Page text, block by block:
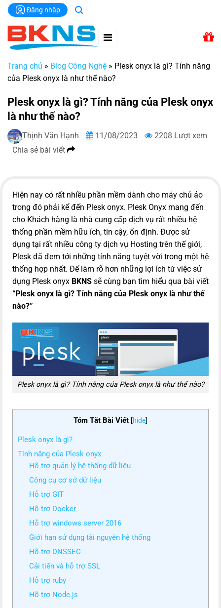
Chuyển
đến
dung
Đăng nhập
Trang chủ » Blog Công Nghệ » Plesk onyx là gì? Tính năng
của Plesk onyx là như thế nào?
Plesk onyx là gì? Tính năng của Plesk onyx
là như thế nào?
Thịnh Văn Hạnh 11/08/2023
2208 Lượt xem
Chia sẻ bài viết
Hiện nay có rất nhiều phần mềm dành cho máy chủ ảo
trong đó phải kể đến Plesk onyx. Plesk Onyx mang đến
cho Khách hàng là nhà cung cấp dịch vụ rất nhiều hệ
thống phần mềm hữu ích, tin cậy, ổn định. Được sử
dụng tại rất nhiều công ty dịch vụ Hosting trên thế giới,
Plesk đã đem tới những tính năng tuyệt vời trong một hệ
thống hợp nhất. Để làm rõ hơn những lợi ích từ việc sử
dụng Plesk onyx BKNS sẽ cùng bạn tìm hiểu qua bài viết
“Plesk onyx là gì? Tính năng của Plesk onyx là như thế
nào?”
Plesk onyx là gì? Tính năng của Plesk onyx là như thế nào?
Tóm Tắt Bài Viết [hide]
Plesk onyx là gì?
Tính năng của Plesk onyx
Hỗ trợ quản lý hệ thống dữ liệu
Công cụ cơ sở dữ liệu
Hỗ trợ GIT
Hỗ trợ Docker
Hỗ trợ windows server 2016
Giới hạn sử dụng tài nguyên hệ thống
Hỗ trợ DNSSEC
Cải tiến và hỗ trợ SSL
Hỗ trợ ruby
Hỗ trợ Node.js